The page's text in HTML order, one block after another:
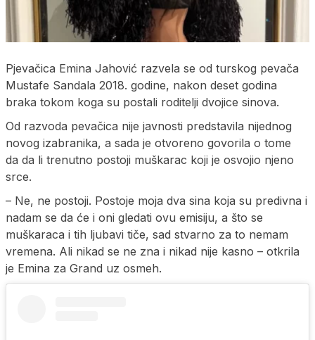
Pjevačica Emina Jahović razvela se od turskog pevača
Mustafe Sandala 2018. godine, nakon deset godina
braka tokom koga su postali roditelji dvojice sinova.
Od razvoda pevačica nije javnosti predstavila nijednog
novog izabranika, a sada je otvoreno govorila o tome
da da li trenutno postoji muškarac koji je osvojio njeno
srce.
– Ne, ne postoji. Postoje moja dva sina koja su predivna i
nadam se da će i oni gledati ovu emisiju, a što se
muškaraca i tih ljubavi tiče, sad stvarno za to nemam
vremena. Ali nikad se ne zna i nikad nije kasno – otkrila
je Emina za Grand uz osmeh.